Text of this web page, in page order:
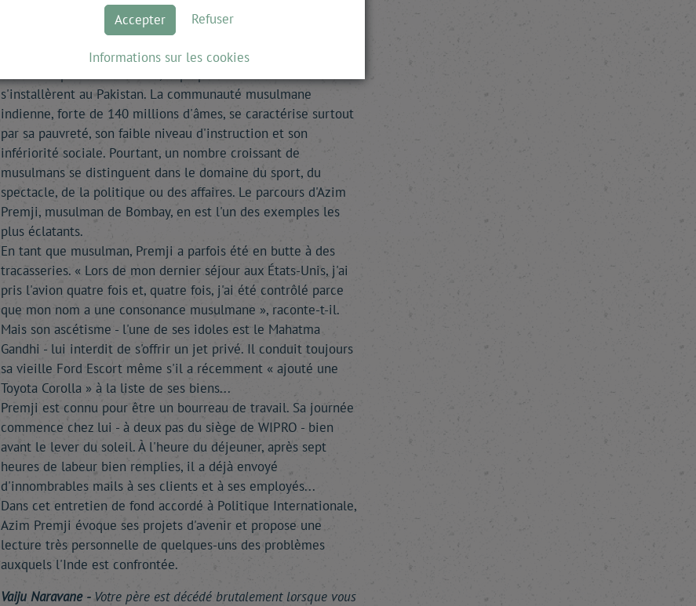
qui en ont besoin. À ce jour, environ trois millions d'élèves ont
pu bénéficier de ces programmes, répartis dans 15 000
s'installèrent au Pakistan. La communauté musulmane
indienne, forte de 140 millions d'âmes, se caractérise surtout
par sa pauvreté, son faible niveau d'instruction et son
infériorité sociale. Pourtant, un nombre croissant de
musulmans se distinguent dans le domaine du sport, du
spectacle, de la politique ou des affaires. Le parcours d'Azim
Premji, musulman de Bombay, en est l'un des exemples les
plus éclatants.
En tant que musulman, Premji a parfois été en butte à des
tracasseries. « Lors de mon dernier séjour aux États-Unis, j'ai
pris l'avion quatre fois et, quatre fois, j'ai été contrôlé parce
que mon nom a une consonance musulmane », raconte-t-il.
Mais son ascétisme - l'une de ses idoles est le Mahatma
Gandhi - lui interdit de s'offrir un jet privé. Il conduit toujours
sa vieille Ford Escort même s'il a récemment « ajouté une
Toyota Corolla » à la liste de ses biens...
Premji est connu pour être un bourreau de travail. Sa journée
commence chez lui - à deux pas du siège de WIPRO - bien
avant le lever du soleil. À l'heure du déjeuner, après sept
heures de labeur bien remplies, il a déjà envoyé
d'innombrables mails à ses clients et à ses employés...
Dans cet entretien de fond accordé à Politique Internationale,
Azim Premji évoque ses projets d'avenir et propose une
lecture très personnelle de quelques-uns des problèmes
auxquels l'Inde est confrontée.
Vaiju Naravane -Votre père est décédé brutalement lorsque vous
Accepter Refuser
Informations sur les cookies